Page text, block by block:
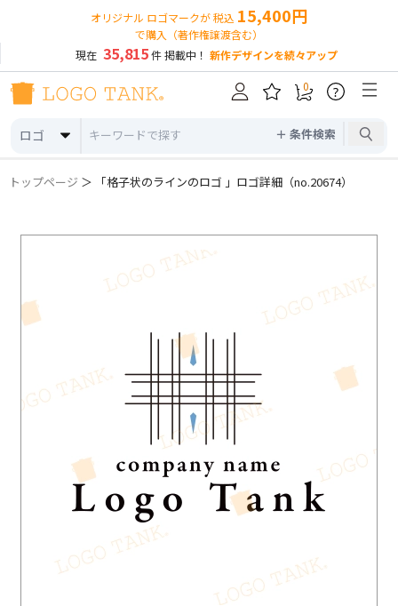
オリジナル ロゴマークが 税込 15,400円
で購入（著作権譲渡含む）
現在 35,815件 掲載中！ 新作デザインを続々アップ
ロゴ ＋ 条件検索
0 ?
トップページ ＞ 「格子状のラインのロゴ 」ロゴ詳細（no.20674）